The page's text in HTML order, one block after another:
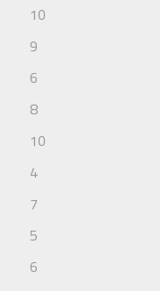
10
9
6
8
10
4
7
5
6